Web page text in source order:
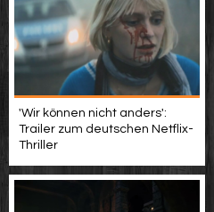
'Wir können nicht anders':
Trailer zum deutschen Netflix-
Thriller